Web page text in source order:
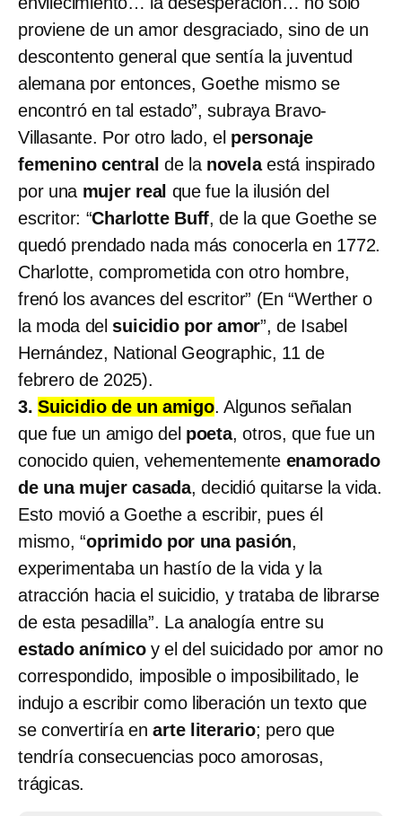
proviene de un amor desgraciado, sino de un
descontento general que sentía la juventud
alemana por entonces, Goethe mismo se
encontró en tal estado”, subraya Bravo-
Villasante. Por otro lado, el personaje
femenino central de la novelaestá inspirado
por una mujer real que fue la ilusión del
escritor: “Charlotte Buff, de la que Goethe se
quedó prendado nada más conocerla en 1772.
Charlotte, comprometida con otro hombre,
frenó los avances del escritor” (En “Werther o
la moda del suicidio por amor”, de Isabel
Hernández, National Geographic, 11 de
febrero de 2025).
3. Suicidio de un amigo. Algunos señalan
que fue un amigo del poeta, otros, que fue un
conocido quien, vehementemente enamorado
de una mujer casada, decidió quitarse la vida.
Esto movió a Goethe a escribir, pues él
mismo, “oprimido por una pasión,
experimentaba un hastío de la vida y la
atracción hacia el suicidio, y trataba de librarse
de esta pesadilla”. La analogía entre su
estado anímicoy el del suicidado por amor no
correspondido, imposible o imposibilitado, le
indujo a escribir como liberación un texto que
se convertiría enarte literario; pero que
tendría consecuencias poco amorosas,
trágicas.